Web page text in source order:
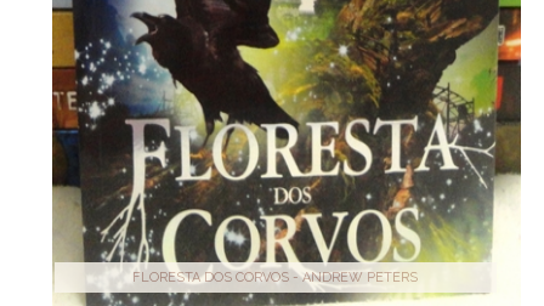
FLORESTA DOS CORVOS - ANDREW PETERS